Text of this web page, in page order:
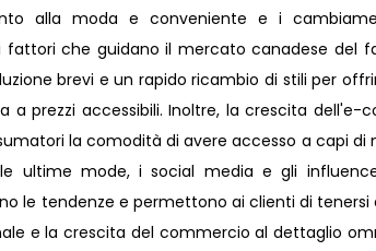
alla moda e conveniente e i
fattori che guidano il mercato canadese del
brevi e un rapido ricambio di stili per
a prezzi accessibili. Inoltre, la crescita dell'e-
la comodità di avere accesso a capi di
ultime mode, i social media e gli
le tendenze e permettono ai clienti di tenersi
e la crescita del commercio al dettaglio